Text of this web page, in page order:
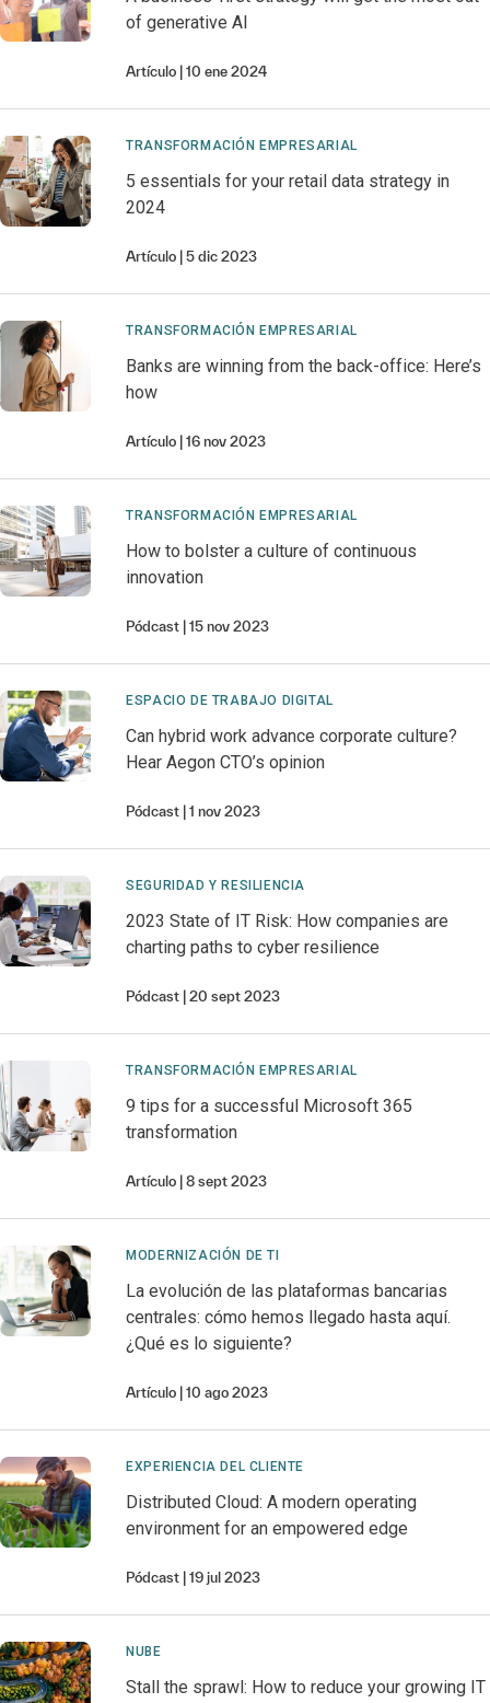
of generative AI
Artículo 10 ene 2024
TRANSFORMACIÓN EMPRESARIAL
5 essentials for your retail data strategy in
2024
Artículo 5 dic 2023
TRANSFORMACIÓN EMPRESARIAL
Banks are winning from the back-office: Here’s
how
Artículo 16 nov 2023
TRANSFORMACIÓN EMPRESARIAL
How to bolster a culture of continuous
innovation
Pódcast 15 nov 2023
ESPACIO DE TRABAJO DIGITAL
Can hybrid work advance corporate culture?
Hear Aegon CTO’s opinion
Pódcast 1 nov 2023
SEGURIDAD Y RESILIENCIA
2023 State of IT Risk: How companies are
charting paths to cyber resilience
Pódcast 20 sept 2023
TRANSFORMACIÓN EMPRESARIAL
9 tips for a successful Microsoft 365
transformation
Artículo 8 sept 2023
MODERNIZACIÓN DE TI
La evolución de las plataformas bancarias
centrales: cómo hemos llegado hasta aquí.
¿Qué es lo siguiente?
Artículo 10 ago 2023
EXPERIENCIA DEL CLIENTE
Distributed Cloud: A modern operating
environment for an empowered edge
Pódcast 19 jul 2023
NUBE
Stall the sprawl: How to reduce your growing IT